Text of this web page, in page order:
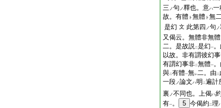
三 ノ句 ノ釋也。意ハ一
故。有體 ト 無體 ト 無
是幻 文 此第四 ノ句 ノ
又偈云。無體非無
二。是故説二是幻一
以故。非有謂彼幻
有謂幻事非二無體一
與二有體一無レ二。由 二
一段ノ論文ハ明 二遍計
裏 ノ不同也。上偈ハ
有一。 5 今偈約 二理